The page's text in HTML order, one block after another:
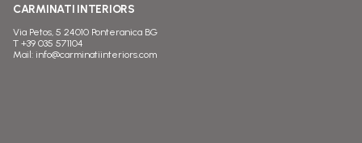
CARMINATI INTERIORS
Via Petos, 5 24010 Ponteranica BG
T +39 035 571104
Mail: info@carminatiinteriors.com